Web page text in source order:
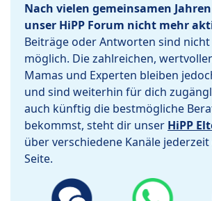
Nach vielen gemeinsamen
unser HiPP Forum nicht mehr
Beiträge oder Antworten sind
möglich. Die zahlreichen,
Mamas und Experten bleiben
und sind weiterhin für dich
auch künftig die bestmögliche
bekommst, steht dir unser HiPP
über verschiedene Kanäle
Seite.